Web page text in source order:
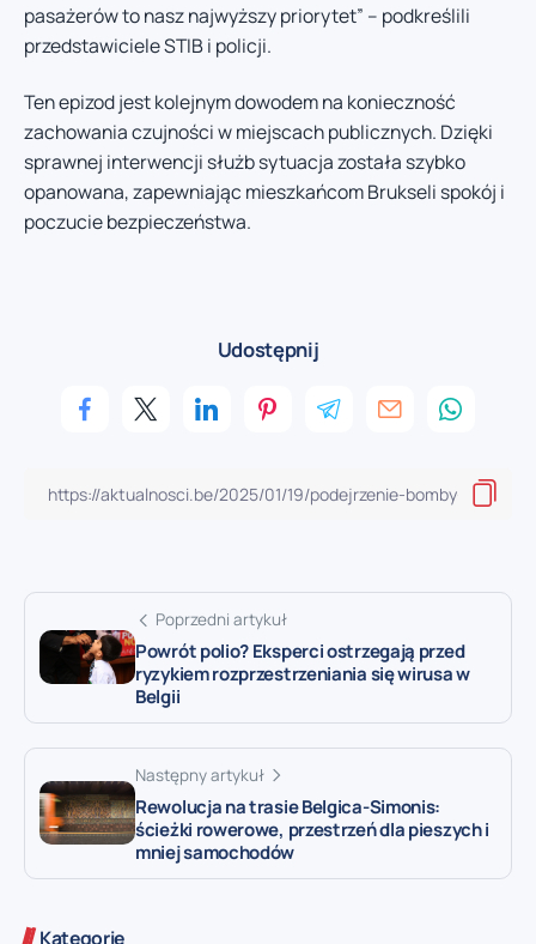
pasażerów to nasz najwyższy priorytet” – podkreślili
przedstawiciele STIB i policji.
Ten epizod jest kolejnym dowodem na konieczność
zachowania czujności w miejscach publicznych. Dzięki
sprawnej interwencji służb sytuacja została szybko
opanowana, zapewniając mieszkańcom Brukseli spokój i
poczucie bezpieczeństwa.
Udostępnij
Poprzedni artykuł
Powrót polio? Eksperci ostrzegają przed
ryzykiem rozprzestrzeniania się wirusa w
Belgii
Następny artykuł
Rewolucja na trasie Belgica-Simonis:
ścieżki rowerowe, przestrzeń dla pieszych i
mniej samochodów
Kategorie